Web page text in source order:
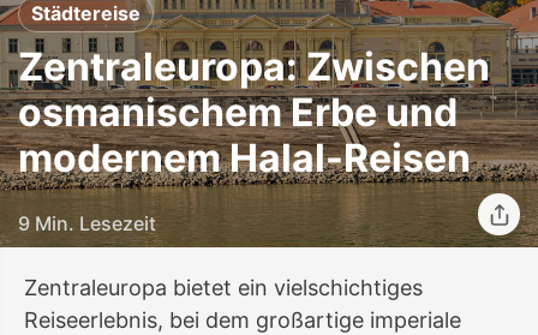
Städtereise
Zentraleuropa: Zwischen
osmanischem Erbe und
modernem Halal-Reisen
9 Min. Lesezeit
Zentraleuropa bietet ein vielschichtiges
Reiseerlebnis, bei dem großartige imperiale